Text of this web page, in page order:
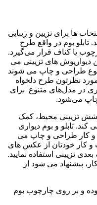
ها برای تزیین و زیبایی
بوم در واقع طرح
یا کناف قرار می‌گیرد.
دیوارپوش های تزیینی می
طراحی و چاپ می شوند
مورد نظرتون طرح دلخواه
در مدل‌های متنوع برای
می‌شود.
پوشش تزیینی محیط، کمک
تابلو و بوم دیواری
و کار طراحی و چاپ می
و کار خودتان از عکس های
تزیینی استفاده نمایید.
پیشنهاد می شود از
و بر روی چارچوب بوم